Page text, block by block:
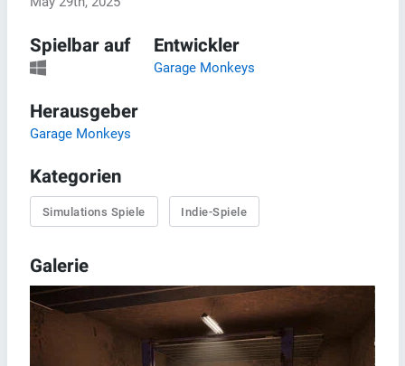
Spielbar auf Entwickler
Garage Monkeys
Herausgeber
Garage Monkeys
Kategorien
Simulations Spiele Indie-Spiele
Galerie